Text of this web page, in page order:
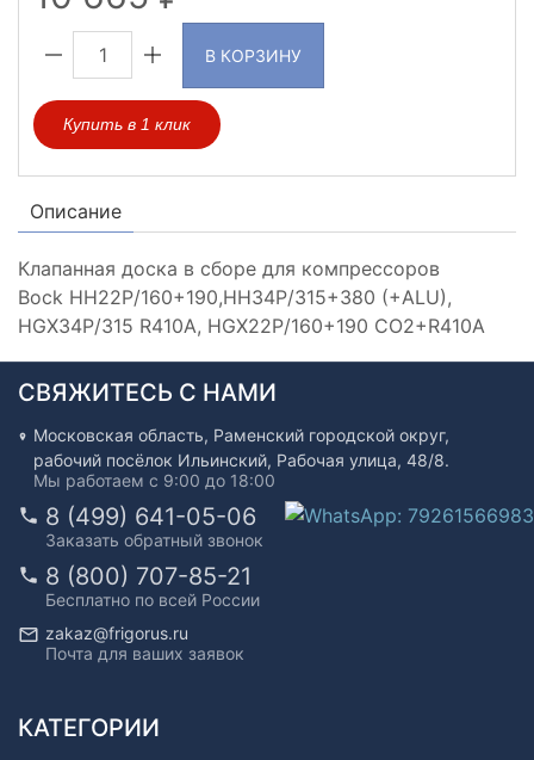
В КОРЗИНУ
Купить в 1 клик
Описание
Клапанная доска в сборе для компрессоров
Bock HH22P/160+190,HH34P/315+380 (+ALU),
HGX34P/315 R410A, HGX22P/160+190 CO2+R410A
СВЯЖИТЕСЬ С НАМИ
Московская область, Раменский городской округ,
рабочий посёлок Ильинский, Рабочая улица, 48/8.
Мы работаем с 9:00 до 18:00
8 (499) 641-05-06
Заказать обратный звонок
8 (800) 707-85-21
Бесплатно по всей России
zakaz@frigorus.ru
Почта для ваших заявок
КАТЕГОРИИ